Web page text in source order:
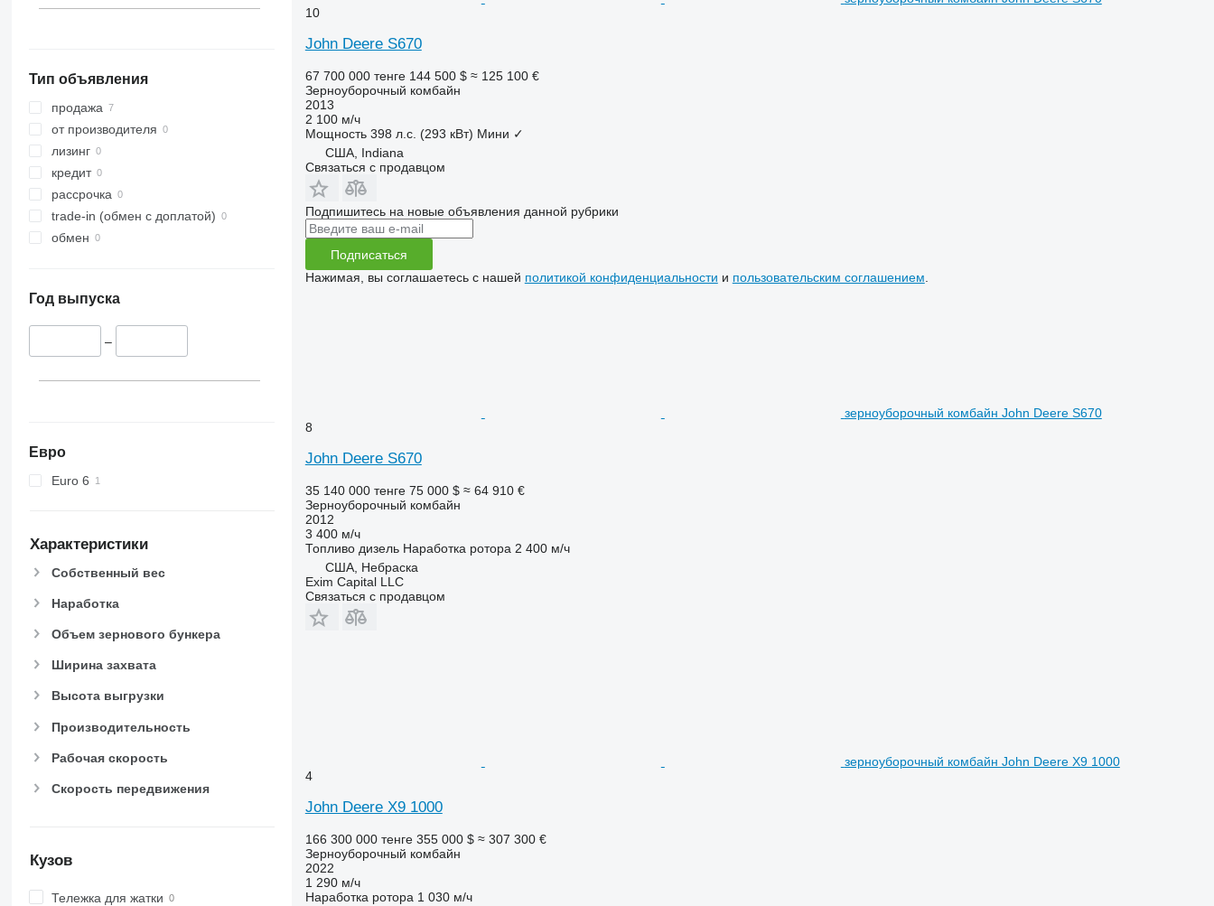
Тип объявления
продажа
от производителя
лизинг
кредит
рассрочка
trade-in (обмен с доплатой)
обмен
Год выпуска
–
Евро
Euro 6
Характеристики
Собственный вес
Наработка
Объем зернового бункера
Ширина захвата
Высота выгрузки
Производительность
Рабочая скорость
Скорость передвижения
Кузов
Тележка для жатки
10
John Deere S670
67 700 000 тенге 144 500 $ ≈ 125 100 €
Зерноуборочный комбайн
2013
2 100 м/ч
Мощность 398 л.с. (293 кВт) Мини ✓
США, Indiana
Связаться с продавцом
Подпишитесь на новые объявления данной рубрики
Подписаться
Нажимая, вы соглашаетесь с нашей политикой конфиденциальности и пользовательским соглашением
зерноуборочный комбайн John Deere S670
8
John Deere S670
35 140 000 тенге 75 000 $ ≈ 64 910 €
Зерноуборочный комбайн
2012
3 400 м/ч
Топливо дизель Наработка ротора 2 400 м/ч
США, Небраска
Exim Capital LLC
Связаться с продавцом
зерноуборочный комбайн John Deere X9 1000
4
John Deere X9 1000
166 300 000 тенге 355 000 $ ≈ 307 300 €
Зерноуборочный комбайн
2022
1 290 м/ч
Наработка ротора 1 030 м/ч